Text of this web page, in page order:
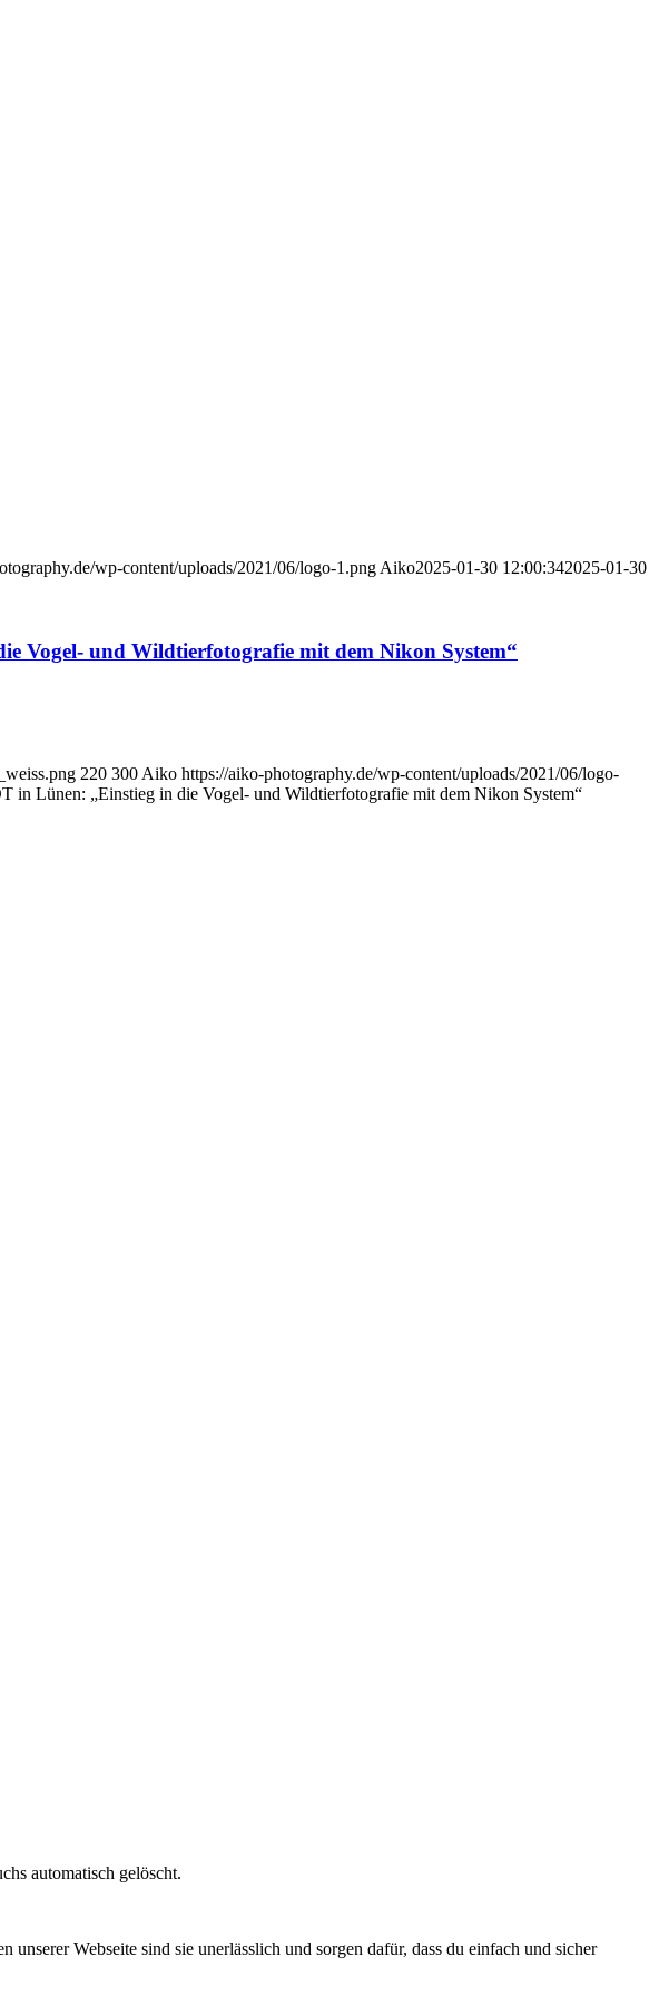
wp-content/uploads/2021/06/logo-1.png Aiko2025-01-30 12:00:342025-01-30
Vogel- und Wildtierfotografie mit dem Nikon System“
220 300 Aiko https://aiko-photography.de/wp-content/uploads/2021/06/logo-
in Lünen: „Einstieg in die Vogel- und Wildtierfotografie mit dem Nikon System“
automatisch gelöscht.
Webseite sind sie unerlässlich und sorgen dafür, dass du einfach und sicher